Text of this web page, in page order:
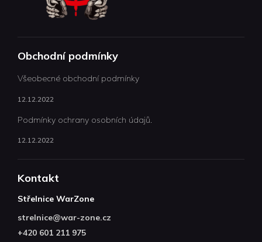
Obchodní podmínky
Všeobecné obchodní podmínky
12.12.2022
Podmínky ochrany osobních údajů.
12.12.2022
Kontakt
Střelnice WarZone
strelnice@war-zone.cz
+420 601 211 975